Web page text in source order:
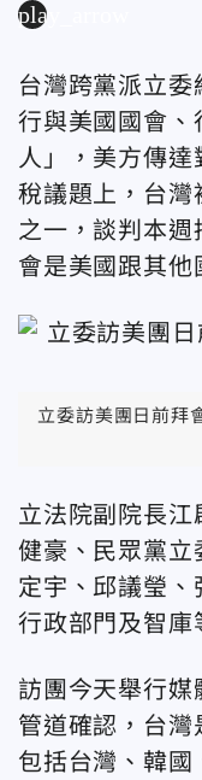
play_arrow
台灣跨黨派立
行與美國國會、
人」，美方傳
稅議題上，台灣
之一，談判本
會是美國跟其他
立委訪美團日前拜
立法院副院長
健豪、民眾黨立
定宇、邱議瑩、
行政部門及智庫
訪團今天舉行媒
管道確認，台
包括台灣、韓國